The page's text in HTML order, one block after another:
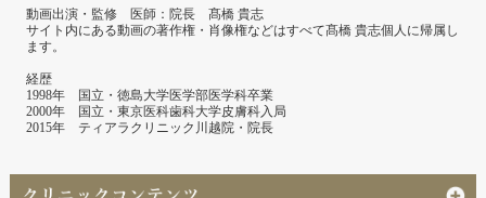
動画出演・監修 医師：院長 髙橋 貴志
サイト内にある動画の著作権・肖像権などはすべて髙橋 貴志個人に帰属し
ます。
経歴
1998年 国立・徳島大学医学部医学科卒業
2000年 国立・東京医科歯科大学皮膚科入局
2015年 ティアラクリニック川越院・院長